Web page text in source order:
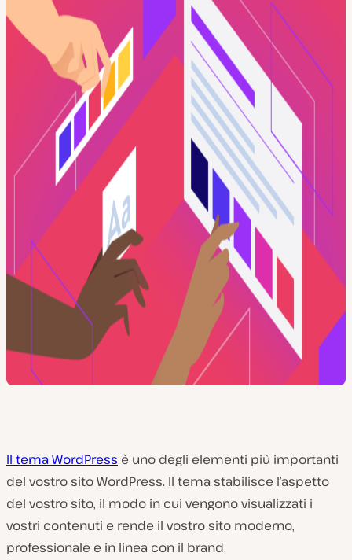
Il tema WordPress è uno degli elementi più importanti
del vostro sito WordPress. Il tema stabilisce l’aspetto
del vostro sito, il modo in cui vengono visualizzati i
vostri contenuti e rende il vostro sito moderno,
professionale e in linea con il brand.